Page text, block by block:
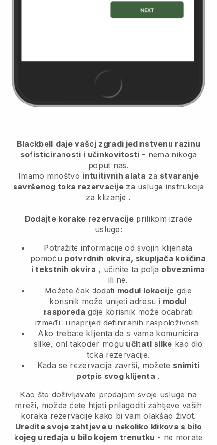
Blackbell daje vašoj zgradi jedinstvenu razinu
sofisticiranosti i učinkovitosti- nema nikoga
poput nas.
Imamo mnoštvo intuitivnih alata za stvaranje
savršenog toka rezervacije za usluge instrukcija
za klizanje .
Dodajte korake rezervacije prilikom izrade
usluge:
Potražite informacije od svojih klijenata
pomoću potvrdnih okvira, skupljača količina
i tekstnih okvira , učinite ta polja obveznima
ili ne.
Možete čak dodati modul lokacije gdje
korisnik može unijeti adresu i modul
rasporeda gdje korisnik može odabrati
između unaprijed definiranih raspoloživosti.
Ako trebate klijenta da s vama komunicira
slike, oni također mogu učitati slike kao dio
toka rezervacije.
Kada se rezervacija završi, možete snimiti
potpis svog klijenta .
Kao što doživljavate prodajom svoje usluge na
mreži, možda ćete htjeti prilagoditi zahtjeve vaših
koraka rezervacije kako bi vam olakšao život.
Uredite svoje zahtjeve u nekoliko klikova s bilo
kojeg uređaja u bilo kojem trenutku - ne morate